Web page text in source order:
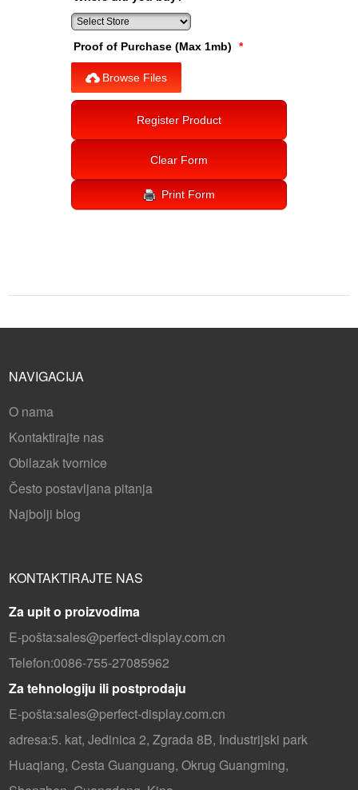
NAVIGACIJA
O nama
Kontaktirajte nas
Obilazak tvornice
Često postavljana pitanja
Najbolji blog
KONTAKTIRAJTE NAS
Za upit o proizvodima
E-pošta:sales@perfect-display.com.cn
Telefon:0086-755-27085962
Za tehnologiju ili postprodaju
E-pošta:sales@perfect-display.com.cn
adresa:5. kat, Jedinica 2, Zgrada 8B, Industrijski park
Huaqiang, Cesta Guanguang, Okrug Guangming,